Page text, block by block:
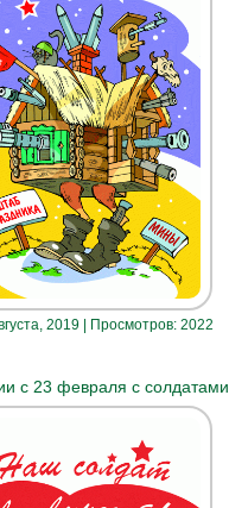
2019| Просмотров: 2022
с 23 февраля с солдатами